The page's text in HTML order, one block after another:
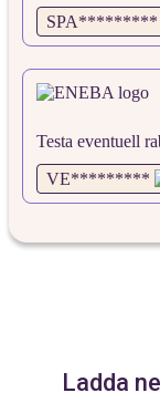
SPA*********
Testa eventuell
VE*********
Ladda